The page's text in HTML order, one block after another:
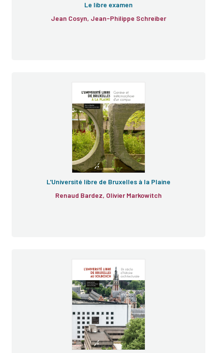
Le libre examen
Jean Cosyn, Jean-Philippe Schreiber
L'Université libre de Bruxelles à la Plaine
Renaud Bardez, Olivier Markowitch